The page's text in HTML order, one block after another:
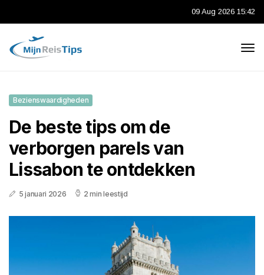
09 Aug 2026 15:42
Bezienswaardigheden
De beste tips om de
verborgen parels van
Lissabon te ontdekken
5 januari 2026 2 min leestijd